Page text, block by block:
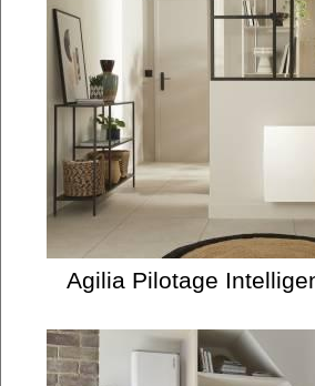
Agilia Pilotage